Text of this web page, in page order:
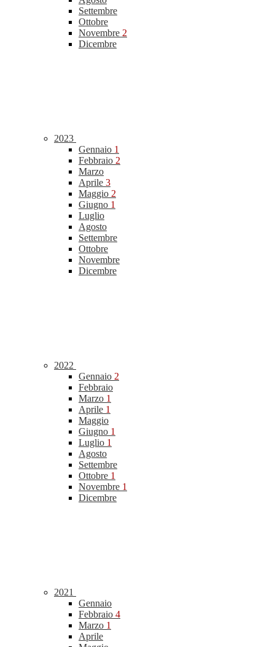
Settembre
Ottobre
Novembre 2
Dicembre
2023
Gennaio 1
Febbraio 2
Marzo
Aprile 3
Maggio 2
Giugno 1
Luglio
Agosto
Settembre
Ottobre
Novembre
Dicembre
2022
Gennaio 2
Febbraio
Marzo 1
Aprile 1
Maggio
Giugno 1
Luglio 1
Agosto
Settembre
Ottobre 1
Novembre 1
Dicembre
2021
Gennaio
Febbraio 4
Marzo 1
Aprile